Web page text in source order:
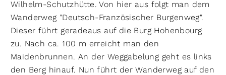
Wilhelm-Schutzhütte. Von hier aus folgt man dem
Wanderweg "Deutsch-Französischer Burgenweg".
Dieser führt geradeaus auf die Burg Hohenbourg
zu. Nach ca. 100 m erreicht man den
Maidenbrunnen. An der Weggabelung geht es links
den Berg hinauf. Nun führt der Wanderweg auf den